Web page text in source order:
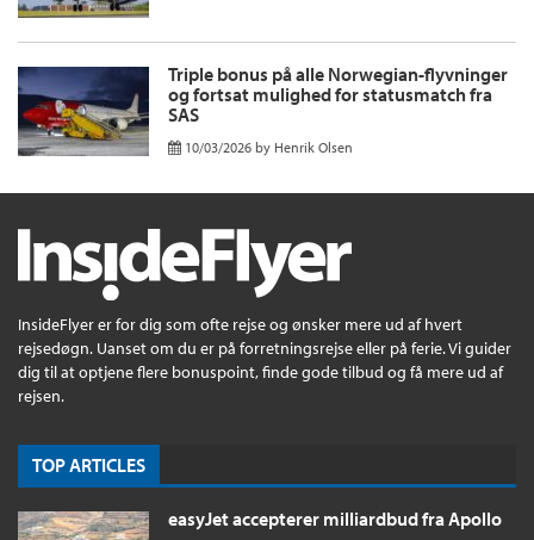
Triple bonus på alle Norwegian-flyvninger
og fortsat mulighed for statusmatch fra
SAS
10/03/2026 by Henrik Olsen
InsideFlyer er for dig som ofte rejse og ønsker mere ud af hvert
rejsedøgn. Uanset om du er på forretningsrejse eller på ferie. Vi guider
dig til at optjene flere bonuspoint, finde gode tilbud og få mere ud af
rejsen.
TOP ARTICLES
easyJet accepterer milliardbud fra Apollo